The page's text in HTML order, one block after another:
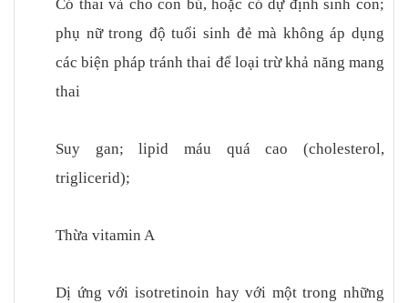
Có thai và cho con bú, hoặc có dự định sinh con;
phụ nữ trong độ tuổi sinh đẻ mà không áp dụng
các biện pháp tránh thai để loại trừ khả năng mang
thai
Suy gan; lipid máu quá cao (cholesterol,
triglicerid);
Thừa vitamin A
Dị ứng với isotretinoin hay với một trong những